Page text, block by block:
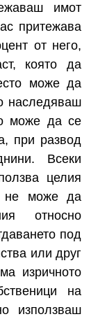
имот
притежава
от него,
която да
може да
наследяваш
може да се
при развод
Всеки
целия
не може да
относно
под
или друг
изричното
на
използваш